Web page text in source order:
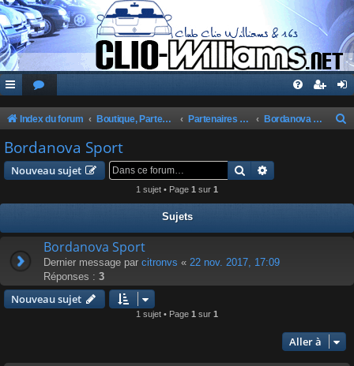
Index du forum Boutique, Partenaires, Petites Annonces, Commandes Groupées Partenaires du Club Bordanova Sport
e
Bordanova Sport
Nouveau sujet Rechercher
1 sujet • Page 1 sur 1
Sujets
Bordanova Sport
Dernier message par citronvs « 22 nov. 2017, 17:09
Réponses : 3
Nouveau sujet
1 sujet • Page 1 sur 1
Aller à